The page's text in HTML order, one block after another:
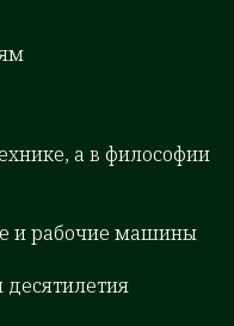
а в философии
и рабочие машины